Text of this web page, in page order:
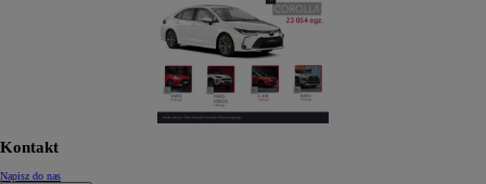
Kontakt
Napisz do nas